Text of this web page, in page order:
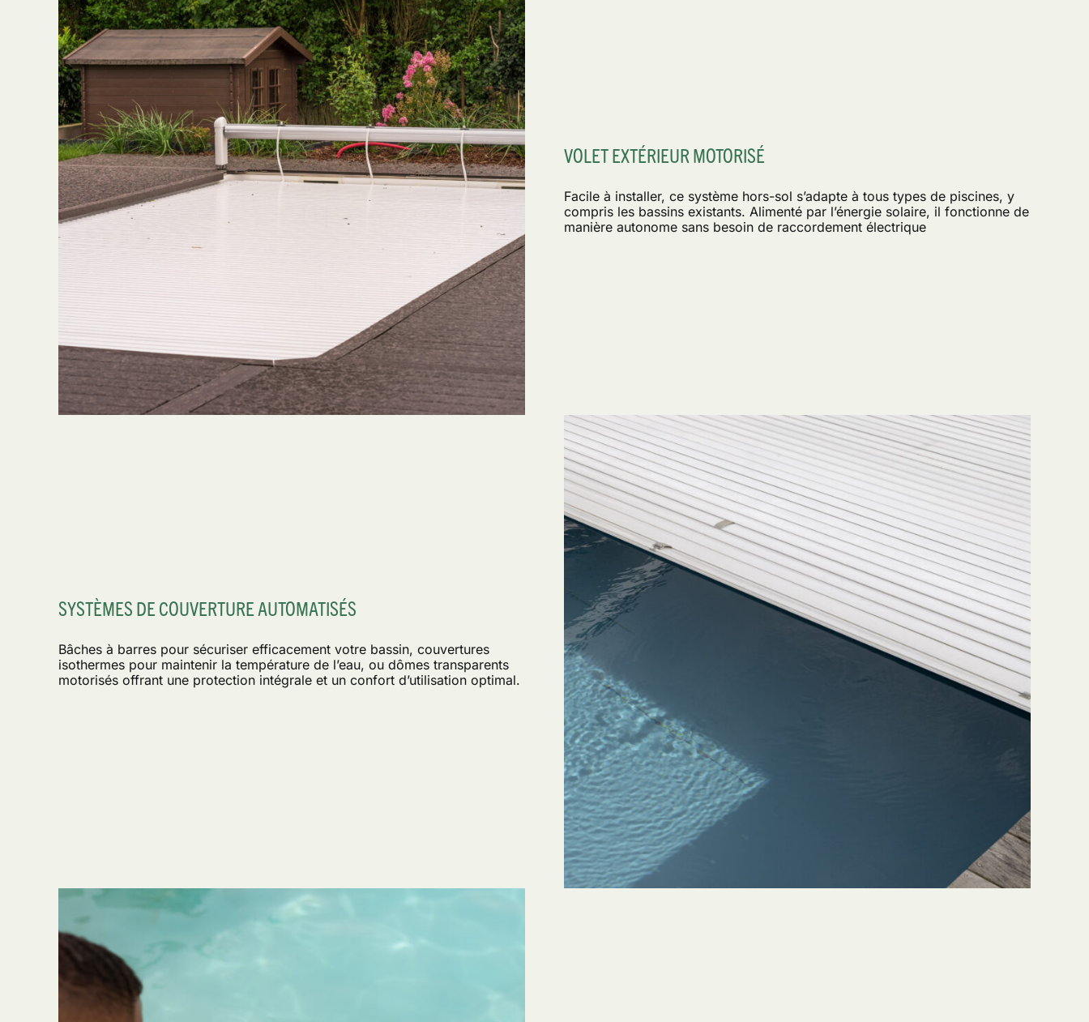
VOLET EXTÉRIEUR MOTORISÉ
Facile à installer, ce système hors-sol s’adapte à tous types de piscines, y
compris les bassins existants. Alimenté par l’énergie solaire, il fonctionne de
manière autonome sans besoin de raccordement électrique
SYSTÈMES DE COUVERTURE AUTOMATISÉS
Bâches à barres pour sécuriser efficacement votre bassin, couvertures
isothermes pour maintenir la température de l’eau, ou dômes transparents
motorisés offrant une protection intégrale et un confort d’utilisation optimal.